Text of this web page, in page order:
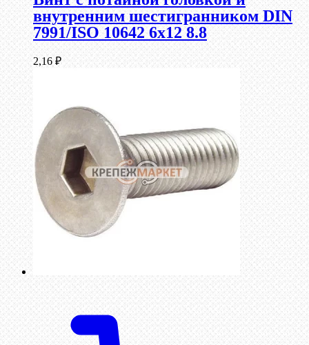
внутренним шестигранником DIN
7991/ISO 10642 6х12 8.8
2,16 ₽